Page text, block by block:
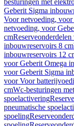
besturingen met
Geberit Sigma
Voor netvoeding,
netvoeding, voor
cm
inbouwreservoirs 8 cm
inbouwreservoirs 12
voor Geberit Omega
voor Geberit Sigma
voor Voor
cmWc-besturingen
spoelactivering
pneumatische
spoeling